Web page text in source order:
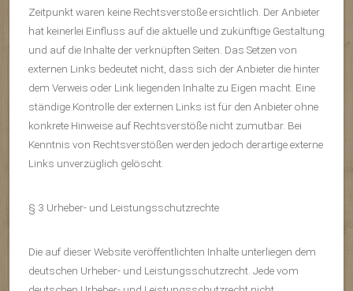
Zeitpunkt waren keine Rechtsverstöße ersichtlich. Der Anbieter
hat keinerlei Einfluss auf die aktuelle und zukünftige Gestaltung
und auf die Inhalte der verknüpften Seiten. Das Setzen von
externen Links bedeutet nicht, dass sich der Anbieter die hinter
dem Verweis oder Link liegenden Inhalte zu Eigen macht. Eine
ständige Kontrolle der externen Links ist für den Anbieter ohne
konkrete Hinweise auf Rechtsverstöße nicht zumutbar. Bei
Kenntnis von Rechtsverstößen werden jedoch derartige externe
Links unverzüglich gelöscht.
§ 3 Urheber- und Leistungsschutzrechte
Die auf dieser Website veröffentlichten Inhalte unterliegen dem
deutschen Urheber- und Leistungsschutzrecht. Jede vom